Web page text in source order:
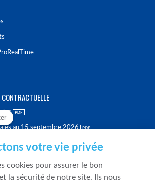
au 15 septembre 2026
sélection
votre vie privée
cookies pour assurer le bon
la sécurité de notre site. Ils nous